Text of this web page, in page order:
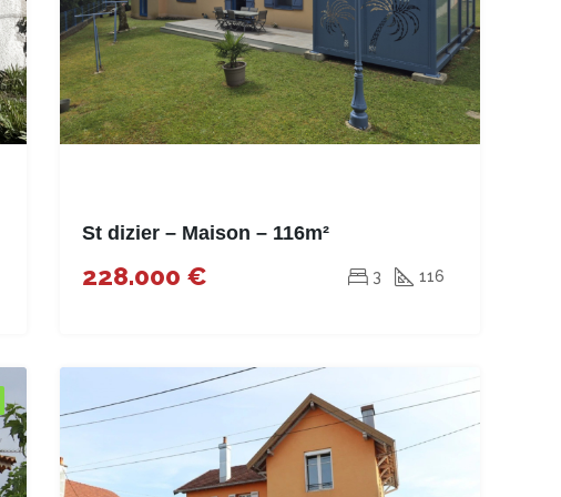
St dizier – Maison – 116m²
228.000 € 3 116